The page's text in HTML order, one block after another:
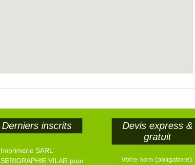
Derniers inscrits
Imprimerie SARL
SERIGRAPHIE VILAR pour
Devis express &
gratuit
Votre nom (obligatoire)